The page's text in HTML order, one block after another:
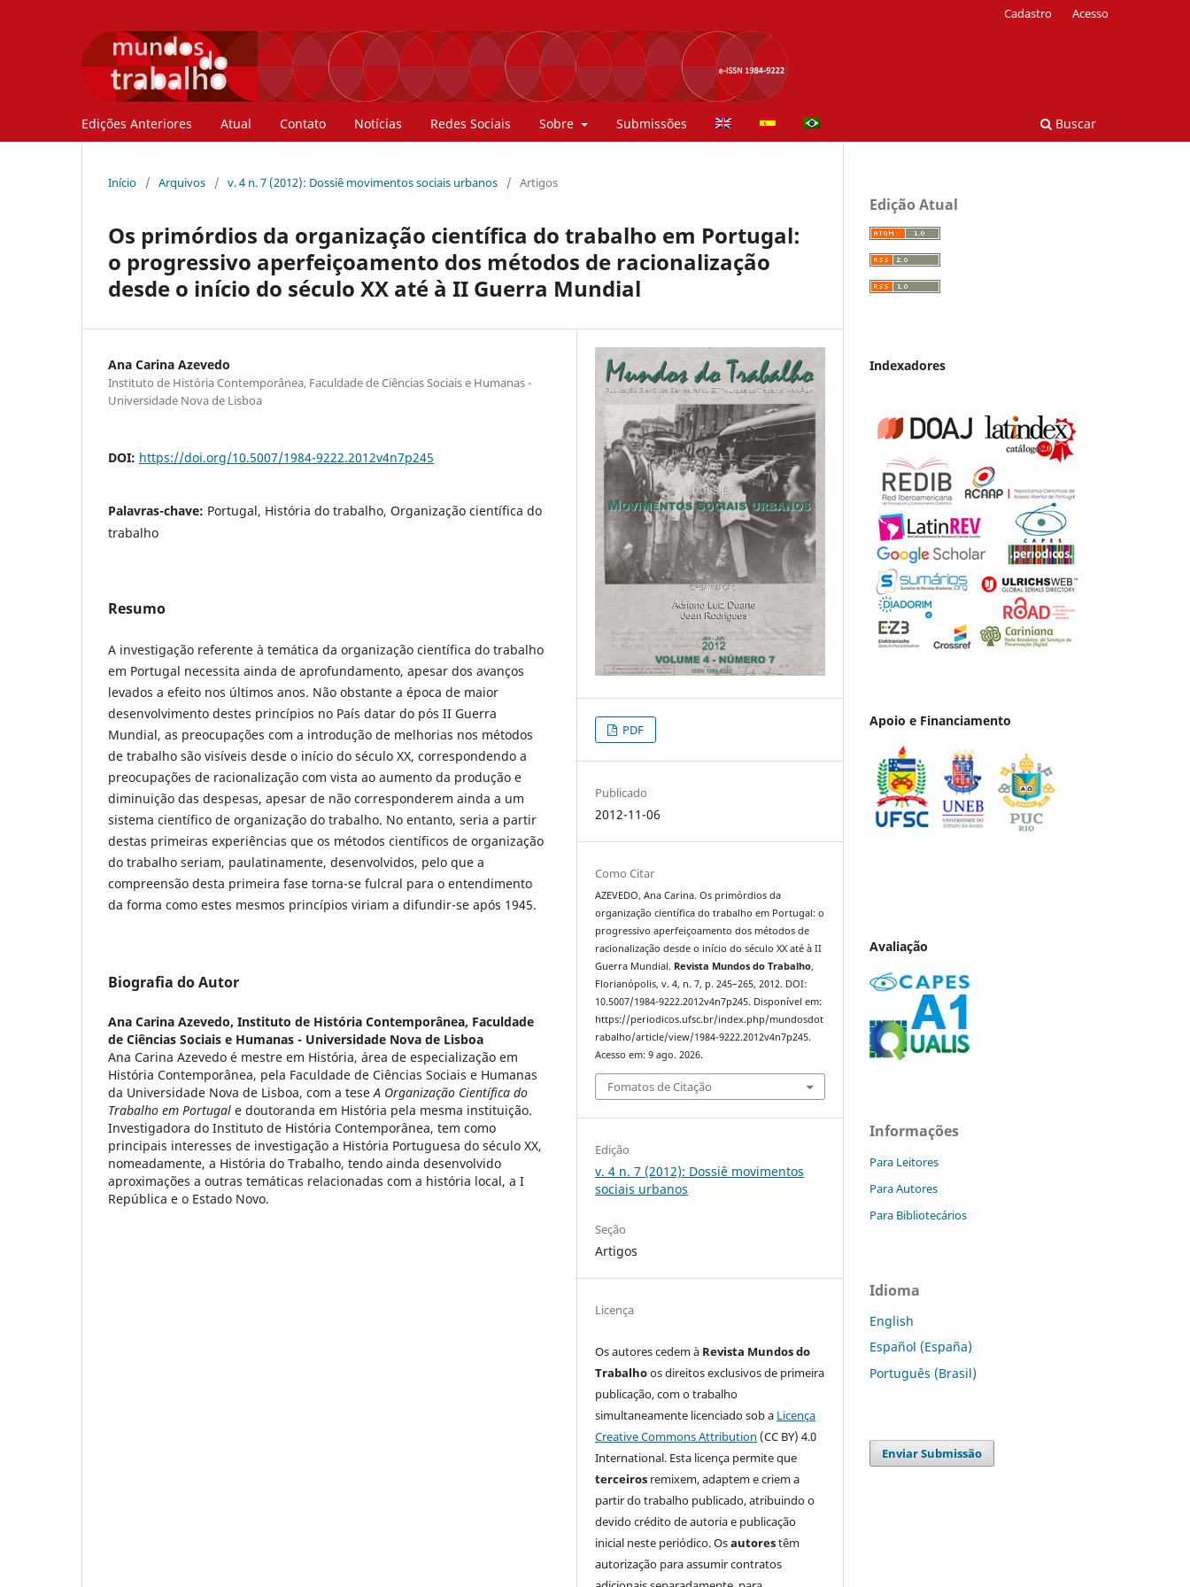
Edições Anteriores Atual Contato Notícias Redes Sociais Sobre Submissões Buscar
Cadastro Acesso
Início / Arquivos / v. 4 n. 7 (2012): Dossiê movimentos sociais urbanos / Artigos
Os primórdios da organização científica do trabalho em Portugal:
o progressivo aperfeiçoamento dos métodos de racionalização
desde o início do século XX até à II Guerra Mundial
Ana Carina Azevedo
Instituto de História Contemporânea, Faculdade de Ciências Sociais e Humanas -
Universidade Nova de Lisboa
DOI: https://doi.org/10.5007/1984-9222.2012v4n7p245
Palavras-chave: Portugal, História do trabalho, Organização científica do
trabalho
Resumo
A investigação referente à temática da organização científica do trabalho
em Portugal necessita ainda de aprofundamento, apesar dos avanços
levados a efeito nos últimos anos. Não obstante a época de maior
desenvolvimento destes princípios no País datar do pós II Guerra
Mundial, as preocupações com a introdução de melhorias nos métodos
de trabalho são visíveis desde o início do século XX, correspondendo a
preocupações de racionalização com vista ao aumento da produção e
diminuição das despesas, apesar de não corresponderem ainda a um
sistema científico de organização do trabalho. No entanto, seria a partir
destas primeiras experiências que os métodos científicos de organização
do trabalho seriam, paulatinamente, desenvolvidos, pelo que a
compreensão desta primeira fase torna-se fulcral para o entendimento
da forma como estes mesmos princípios viriam a difundir-se após 1945.
Biografia do Autor
Ana Carina Azevedo, Instituto de História Contemporânea, Faculdade
de Ciências Sociais e Humanas - Universidade Nova de Lisboa
Ana Carina Azevedo é mestre em História, área de especialização em
História Contemporânea, pela Faculdade de Ciências Sociais e Humanas
da Universidade Nova de Lisboa, com a teseA Organização Científica do
Trabalho em Portugal e doutoranda em História pela mesma instituição.
Investigadora do Instituto de História Contemporânea, tem como
principais interesses de investigação a História Portuguesa do século XX,
nomeadamente, a História do Trabalho, tendo ainda desenvolvido
aproximações a outras temáticas relacionadas com a história local, a I
República e o Estado Novo.
PDF
Publicado
2012-11-06
Como Citar
AZEVEDO, Ana Carina. Os primórdios da
organização científica do trabalho em Portugal: o
progressivo aperfeiçoamento dos métodos de
racionalização desde o início do século XX até à II
Guerra Mundial. Revista Mundos do Trabalho,
Florianópolis, v. 4, n. 7, p. 245–265, 2012. DOI:
10.5007/1984-9222.2012v4n7p245. Disponível em:
https://periodicos.ufsc.br/index.php/mundosdot
rabalho/article/view/1984-9222.2012v4n7p245.
Acesso em: 9 ago. 2026.
Fomatos de Citação
Edição
v. 4 n. 7 (2012): Dossiê movimentos
sociais urbanos
Seção
Artigos
Licença
Os autores cedem à Revista Mundos do
Trabalhoos direitos exclusivos de primeira
publicação, com o trabalho
simultaneamente licenciado sob a Licença
Creative Commons Attribution (CC BY) 4.0
International. Esta licença permite que
terceiros remixem, adaptem e criem a
partir do trabalho publicado, atribuindo o
devido crédito de autoria e publicação
inicial neste periódico. Osautorestêm
autorização para assumir contratos
Edição Atual
Indexadores
Apoio e Financiamento
Avaliação
Informações
Para Leitores
Para Autores
Para Bibliotecários
Idioma
English
Español (España)
Português (Brasil)
Enviar Submissão